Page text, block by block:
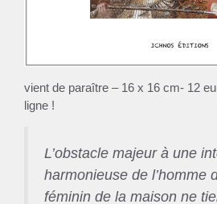
vient de paraître – 16 x 16 cm- 12
ligne !
L’obstacle majeur à une
harmonieuse de l’homme
féminin de la maison ne